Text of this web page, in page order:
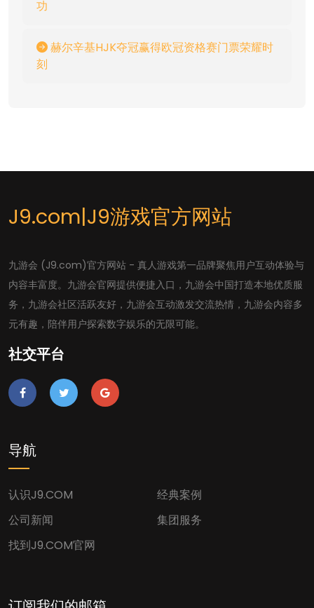
功
赫尔辛基HJK夺冠赢得欧冠资格赛门票荣耀时
刻
J9.com|J9游戏官方网站
九游会 (J9.com)官方网站 - 真人游戏第一品牌聚焦用户互动体验与
内容丰富度。九游会官网提供便捷入口，九游会中国打造本地优质服
务，九游会社区活跃友好，九游会互动激发交流热情，九游会内容多
元有趣，陪伴用户探索数字娱乐的无限可能。
社交平台
导航
认识J9.COM
经典案例
公司新闻
集团服务
找到J9.COM官网